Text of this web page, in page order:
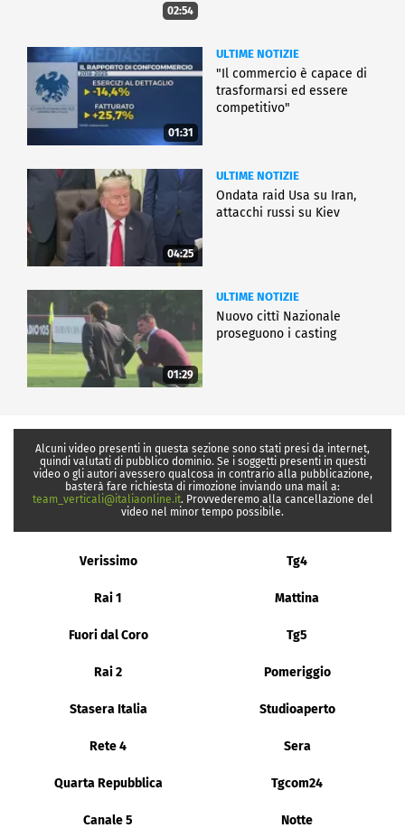
02:54
01:31
ULTIME NOTIZIE
"Il commercio è capace di
trasformarsi ed essere
competitivo"
04:25
ULTIME NOTIZIE
Ondata raid Usa su Iran,
attacchi russi su Kiev
01:29
ULTIME NOTIZIE
Nuovo cittì Nazionale
proseguono i casting
Alcuni video presenti in questa sezione sono stati presi da internet,
quindi valutati di pubblico dominio. Se i soggetti presenti in questi
video o gli autori avessero qualcosa in contrario alla pubblicazione,
basterà fare richiesta di rimozione inviando una mail a:
team_verticali@italiaonline.it. Provvederemo alla cancellazione del
video nel minor tempo possibile.
Verissimo Tg4
Rai 1 Mattina
Fuori dal Coro Tg5
Rai 2 Pomeriggio
Stasera Italia Studioaperto
Rete 4 Sera
Quarta Repubblica Tgcom24
Canale 5 Notte